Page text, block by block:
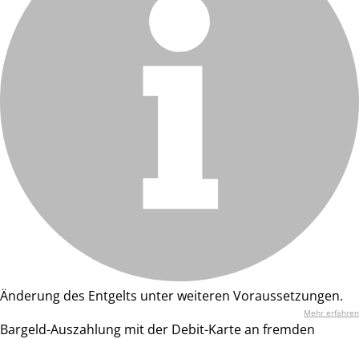
Änderung des Entgelts unter weiteren Voraussetzungen.
Mehr erfahren
Bargeld-Auszahlung mit der Debit-Karte an fremden